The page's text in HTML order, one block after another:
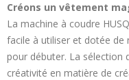
Créons un vêtement
La machine à coudre
facile à utiliser et dotée de
pour débuter. La sélection
créativité en matière de